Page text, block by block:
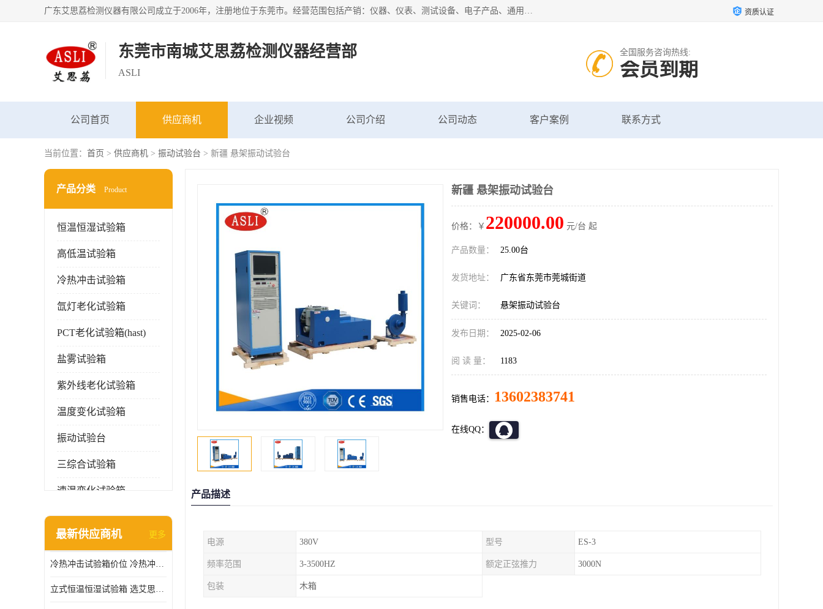
广东艾思荔检测仪器有限公司成立于2006年，注册地位于东莞市。经营范围包括产销：仪器、仪表、测试设备、电子产品、通用机械设；主要产品有： 恒温恒湿试验箱,冷热冲击试验箱,高低温试验箱,速温变化试验箱,高压加速老化试验箱,三综合试验箱,振动试验台等产品，欢迎选购。 资质认证
东莞市南城艾思荔检测仪器经营部
ASLI
全国服务咨询热线:
会员到期
公司首页 供应商机 企业视频 公司介绍 公司动态 客户案例 联系方式
当前位置： 首页 > 供应商机 > 振动试验台 > 新疆 悬架振动试验台
产品分类 Product
恒温恒湿试验箱
高低温试验箱
冷热冲击试验箱
氙灯老化试验箱
PCT老化试验箱(hast)
盐雾试验箱
紫外线老化试验箱
温度变化试验箱
振动试验台
三综合试验箱
速温变化试验箱
淋雨试验箱(沙尘)
高压加速老化试验箱
最新供应商机 更多
冷热冲击试验箱价位 冷热冲击试验设备 非标定制
立式恒温恒湿试验箱 选艾思荔厂家
新疆 悬架振动试验台
价格：￥ 220000.00 元/台 起
产品数量： 25.00台
发货地址： 广东省东莞市莞城街道
关键词： 悬架振动试验台
发布日期： 2025-02-06
阅 读 量： 1183
销售电话： 13602383741
在线QQ：
产品描述
电源 380V 型号 ES-3
频率范围 3-3500HZ 额定正弦推力 3000N
包装 木箱